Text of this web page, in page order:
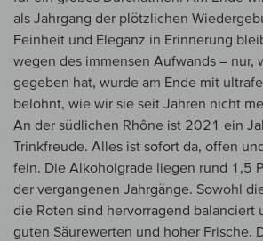
als Jahrgang der plötzlichen
Feinheit und Eleganz in Erinnerung
wegen des immensen Aufwands – nur,
gegeben hat, wurde am Ende mit
belohnt, wie wir sie seit Jahren nicht
An der südlichen Rhône ist 2021 ein
Trinkfreude. Alles ist sofort da, offen
fein. Die Alkoholgrade liegen rund 1,5
der vergangenen Jahrgänge. Sowohl
die Roten sind hervorragend balanciert
guten Säurewerten und hoher Frische.